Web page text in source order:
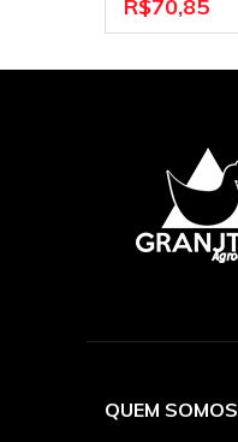
R$70,85
QUEM SOMOS